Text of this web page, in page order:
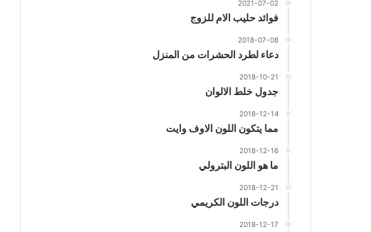
2021-07-02
فوائد حليب الام للزوج
2018-07-08
دعاء لطرد الحشرات من المنزل
2018-10-21
جدول خلط الالوان
2018-12-14
مما يتكون اللون الاوف وايت
2018-12-16
ما هو اللون البترولي
2018-12-21
درجات اللون الكريمي
2018-12-17